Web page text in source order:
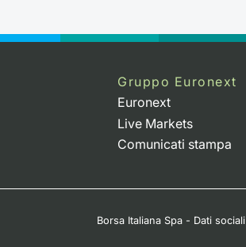
Gruppo Euronext
Euronext
Live Markets
Comunicati stampa
Borsa Italiana Spa - Dati sociali